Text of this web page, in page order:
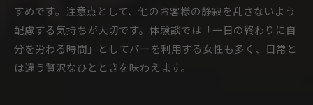
すめです。注意点として、他のお客様の静寂を乱さないよう
配慮する気持ちが大切です。体験談では「一日の終わりに自
分を労わる時間」としてバーを利用する女性も多く、日常と
は違う贅沢なひとときを味わえます。